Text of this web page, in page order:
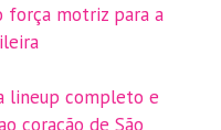
força motriz para a
lineup completo e
coração de São